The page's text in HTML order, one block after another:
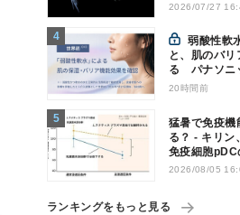
2026/07/27
弱酸性軟水で顔を洗う
と、肌のバ
る パナソニ
確認
20時間前
猛暑で免疫機
る？ - キリン
免疫細胞pDC
認
2026/08/05
ランキングをもっと見る